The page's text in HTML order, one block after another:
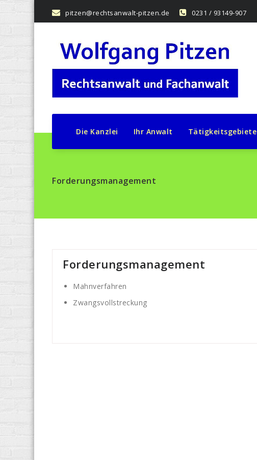
content
pitzen@rechtsanwalt-pitzen.de 0231 / 93149-907
Die Kanzlei Ihr Anwalt Tätigkeitsgebiete
Forderungsmanagement
Forderungsmanagement
Mahnverfahren
Zwangsvollstreckung